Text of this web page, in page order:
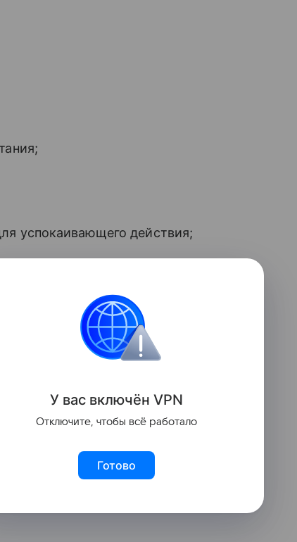
успокаивающего действия;
бальзамов
с плотной текстурой,
барьера и
У вас включён VPN
Отключите, чтобы всё работало
Готово